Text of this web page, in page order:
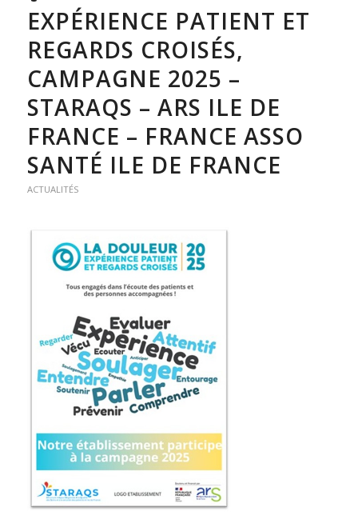
EXPÉRIENCE PATIENT ET
REGARDS CROISÉS,
CAMPAGNE 2025 –
STARAQS – ARS ILE DE
FRANCE – FRANCE ASSO
SANTÉ ILE DE FRANCE
ACTUALITÉS